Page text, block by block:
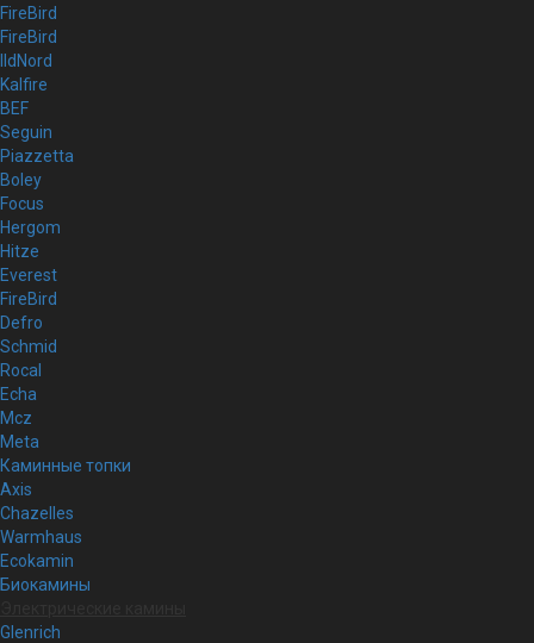
FireBird
FireBird
IldNord
Kalfire
BEF
Seguin
Piazzetta
Boley
Focus
Hergom
Hitze
Everest
FireBird
Defro
Schmid
Rocal
Echa
Mcz
Meta
Каминные топки
Axis
Chazelles
Warmhaus
Ecokamin
Биокамины
Glenrich